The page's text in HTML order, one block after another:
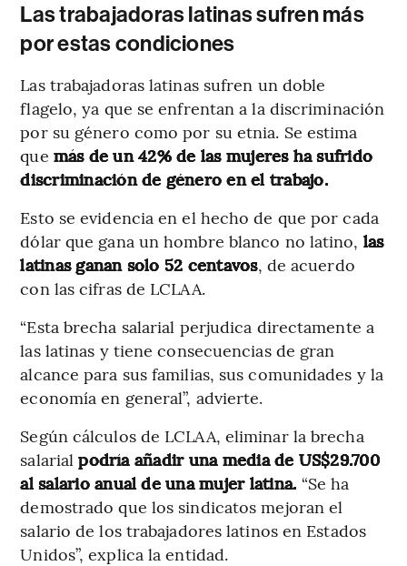
Las trabajadoras latinas sufren más
por estas condiciones
Las trabajadoras latinas sufren un doble
flagelo, ya que se enfrentan a la discriminación
por su género como por su etnia. Se estima
que más de un 42% de las mujeres ha sufrido
discriminación de género en el trabajo.
Esto se evidencia en el hecho de que por cada
dólar que gana un hombre blanco no latino, las
latinas ganan solo 52 centavos, de acuerdo
con las cifras de LCLAA.
“Esta brecha salarial perjudica directamente a
las latinas y tiene consecuencias de gran
alcance para sus familias, sus comunidades y la
economía en general”, advierte.
Según cálculos de LCLAA, eliminar la brecha
salarialpodría añadir una media de US$29.700
al salario anual de una mujer latina. “Se ha
demostrado que los sindicatos mejoran el
salario de los trabajadores latinos en Estados
Unidos”, explica la entidad.